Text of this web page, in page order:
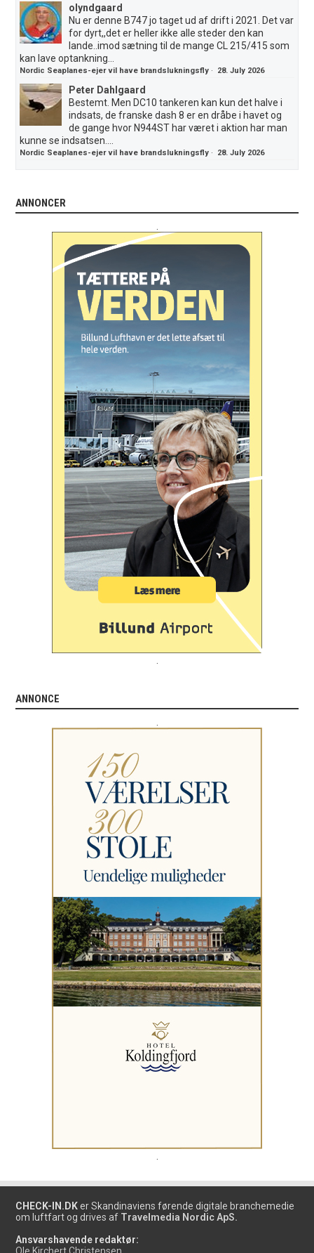
olyndgaard
Nu er denne B747 jo taget ud af drift i 2021. Det var
for dyrt,,det er heller ikke alle steder den kan
lande..imod sætning til de mange CL 215/415 som
kan lave optankning...
Nordic Seaplanes-ejer vil have brandslukningsfly · 28. July 2026
Peter Dahlgaard
Bestemt. Men DC10 tankeren kan kun det halve i
indsats, de franske dash 8 er en dråbe i havet og
de gange hvor N944ST har været i aktion har man
kunne se indsatsen....
Nordic Seaplanes-ejer vil have brandslukningsfly · 28. July 2026
ANNONCER
ANNONCE
CHECK-IN.DK er Skandinaviens førende digitale branchemedie
om luftfart og drives af Travelmedia Nordic ApS.
Ansvarshavende redaktør: